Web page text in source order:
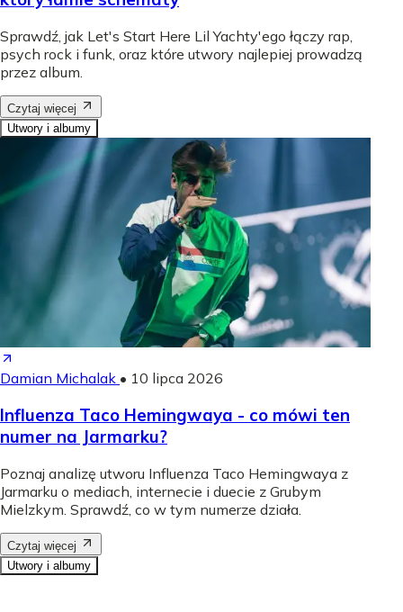
Sprawdź, jak Let's Start Here Lil Yachty'ego łączy rap,
psych rock i funk, oraz które utwory najlepiej prowadzą
przez album.
Czytaj więcej
Utwory i albumy
Damian Michalak • 10 lipca 2026
Influenza Taco Hemingwaya - co mówi ten
numer na Jarmarku?
Poznaj analizę utworu Influenza Taco Hemingwaya z
Jarmarku o mediach, internecie i duecie z Grubym
Mielzkym. Sprawdź, co w tym numerze działa.
Czytaj więcej
Utwory i albumy